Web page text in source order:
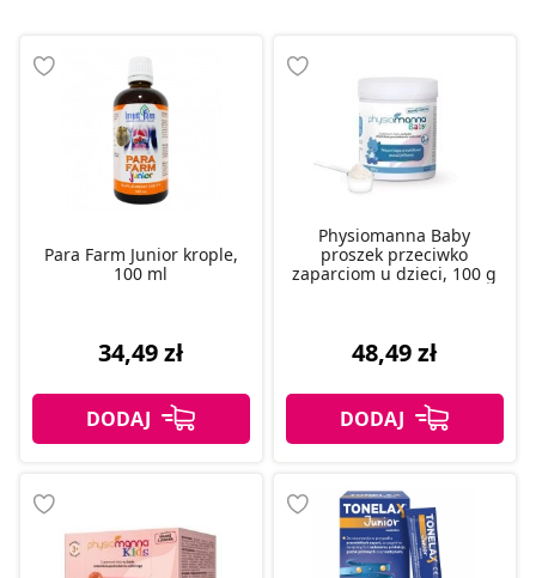
Para Farm Junior krople,
100 ml
34,49 zł
Physiomanna Baby
proszek przeciwko
zaparciom u dzieci, 100 g
48,49 zł